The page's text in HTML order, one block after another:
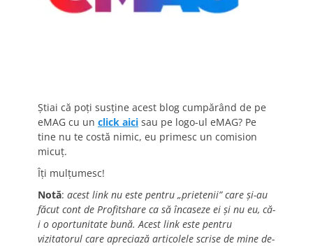
Știai că poți susține acest blog cumpărând de pe
eMAG cu un click aici sau pe logo-ul eMAG? Pe
tine nu te costă nimic, eu primesc un comision
micuț.
Îți mulțumesc!
Notă: acest link nu este pentru „prietenii” care și-au
făcut cont de Profitshare ca să încaseze ei și nu eu, că-
i o oportunitate bună. Acest link este pentru
vizitatorul care apreciază articolele scrise de mine de-